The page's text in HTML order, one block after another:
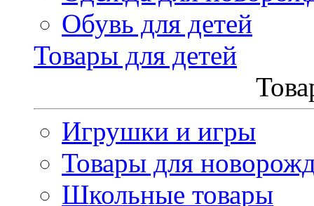
Обувь для детей
Товары для детей
Игрушки и игры
Товары для
Школьные товары